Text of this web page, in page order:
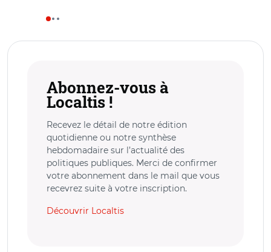
Abonnez-vous à
Localtis !
Recevez le détail de notre édition
quotidienne ou notre synthèse
hebdomadaire sur l’actualité des
politiques publiques. Merci de confirmer
votre abonnement dans le mail que vous
recevrez suite à votre inscription.
Découvrir Localtis